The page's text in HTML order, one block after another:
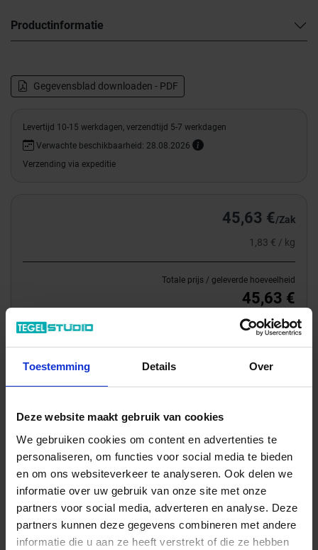
Toestemming Details Over
Deze website maakt gebruik van cookies
We gebruiken cookies om content en advertenties te
personaliseren, om functies voor social media te bieden
en om ons websiteverkeer te analyseren. Ook delen we
informatie over uw gebruik van onze site met onze
partners voor social media, adverteren en analyse. Deze
partners kunnen deze gegevens combineren met andere
informatie die u aan ze heeft verstrekt of die ze hebben
Productinformatie
Gegevensblad downloaden - PDF
Levertijd 10-15 werkdagen, verzendtijd 5-7 werkdagen
Verwachte beschikbaarheid: 28.08.2026
Verzending via expeditie
45,63 €/Zak
1,83 € / kg
Totale prijs / geleverde hoeveelheid
45,63 €
Wil je graag een afspraak?
Onze verkoopspecialisten staan graag voor je klaar: